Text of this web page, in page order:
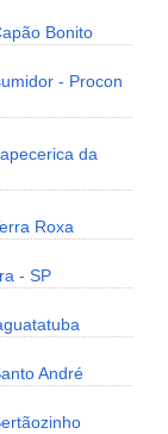
Bonito
- Procon
da
Roxa
- SP
André